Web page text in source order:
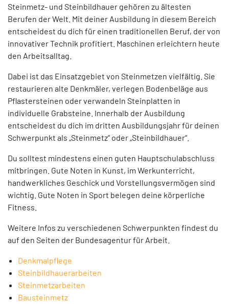
Steinmetz- und Steinbildhauer gehören zu ältesten
Berufen der Welt. Mit deiner Ausbildung in diesem Bereich
entscheidest du dich für einen traditionellen Beruf, der von
innovativer Technik profitiert. Maschinen erleichtern heute
den Arbeitsalltag.
Dabei ist das Einsatzgebiet von Steinmetzen vielfältig. Sie
restaurieren alte Denkmäler, verlegen Bodenbeläge aus
Pflastersteinen oder verwandeln Steinplatten in
individuelle Grabsteine. Innerhalb der Ausbildung
entscheidest du dich im dritten Ausbildungsjahr für deinen
Schwerpunkt als „Steinmetz“ oder „Steinbildhauer“.
Du solltest mindestens einen guten Hauptschulabschluss
mitbringen. Gute Noten in Kunst, im Werkunterricht,
handwerkliches Geschick und Vorstellungsvermögen sind
wichtig. Gute Noten in Sport belegen deine körperliche
Fitness.
Weitere Infos zu verschiedenen Schwerpunkten findest du
auf den Seiten der Bundesagentur für Arbeit.
Denkmalpflege
Steinbildhauerarbeiten
Steinmetzarbeiten
Bausteinmetz